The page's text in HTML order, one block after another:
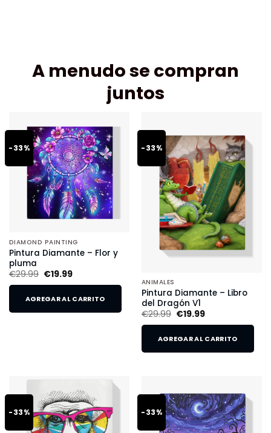
A menudo se compran
juntos
-33%
DIAMOND PAINTING
Pintura Diamante – Flor y
pluma
€29.99 €19.99
AGREGAR AL CARRITO
-33%
ANIMALES
Pintura Diamante – Libro
del Dragón V1
€29.99 €19.99
AGREGAR AL CARRITO
-33% -33%